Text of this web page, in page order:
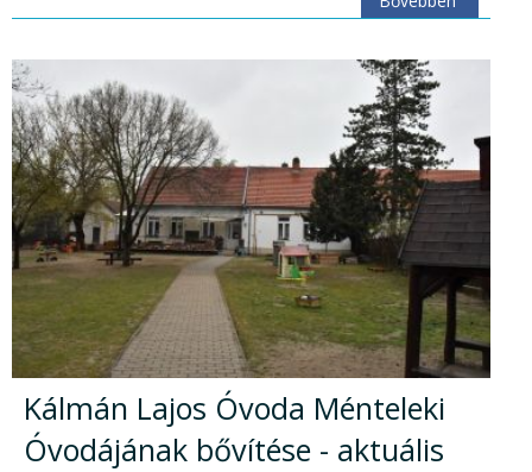
Kálmán Lajos Óvoda Ménteleki
Óvodájának bővítése - aktuális